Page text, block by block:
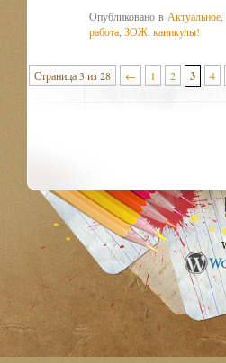
Опубликовано в Актуальное
работа ЗОЖ каникулы!
Страница 3 из 28 ← 1 2 3 4